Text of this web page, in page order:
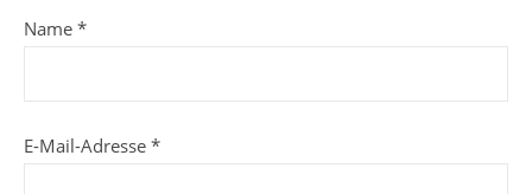
Name *
E-Mail-Adresse *